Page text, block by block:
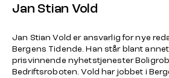
Jan Stian Vold
Jan Stian Vold er ansvarlig for nye
Bergens Tidende. Han står blant
prisvinnende nyhetstjenester
Bedriftsroboten. Vold har jobbet i